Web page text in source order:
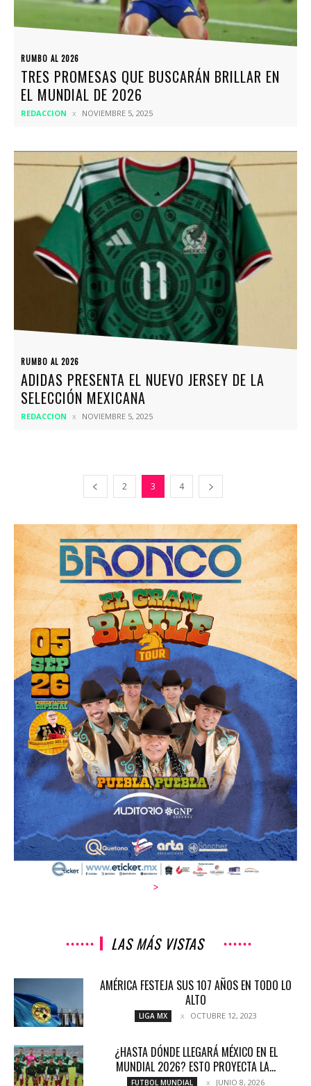
RUMBO AL 2026
TRES PROMESAS QUE BUSCARÁN BRILLAR EN
EL MUNDIAL DE 2026
REDACCION NOVIEMBRE 5, 2025
RUMBO AL 2026
ADIDAS PRESENTA EL NUEVO JERSEY DE LA
SELECCIÓN MEXICANA
REDACCION NOVIEMBRE 5, 2025
2 3 4
>
LAS MÁS VISTAS
AMÉRICA FESTEJA SUS 107 AÑOS EN TODO LO
ALTO
LIGA MX OCTUBRE 12, 2023
¿HASTA DÓNDE LLEGARÁ MÉXICO EN EL
MUNDIAL 2026? ESTO PROYECTA LA...
FUTBOL MUNDIAL JUNIO 8, 2026